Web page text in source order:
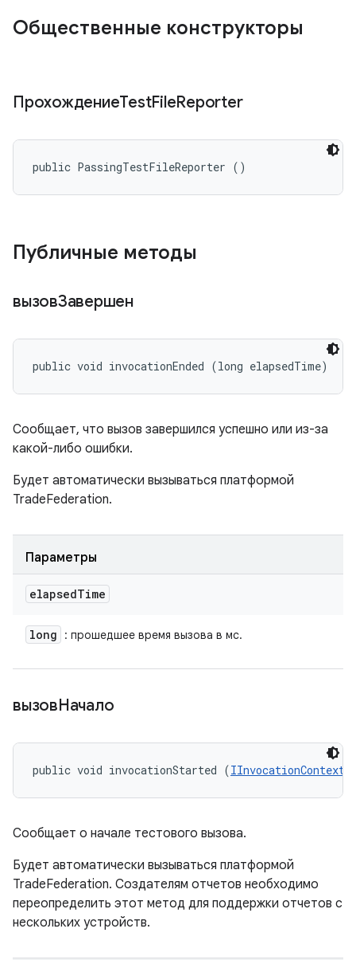
Общественные конструкторы
ПрохождениеTestFileReporter
public PassingTestFileReporter ()
Публичные методы
вызовЗавершен
public void invocationEnded (long elapsedTime)
Сообщает, что вызов завершился успешно или из-за
какой-либо ошибки.
Будет автоматически вызываться платформой
TradeFederation.
Параметры
elapsedTime
long : прошедшее время вызова в мс.
вызовНачало
public void invocationStarted (IInvocationContext
Сообщает о начале тестового вызова.
Будет автоматически вызываться платформой
TradeFederation. Создателям отчетов необходимо
переопределить этот метод для поддержки отчетов с
нескольких устройств.